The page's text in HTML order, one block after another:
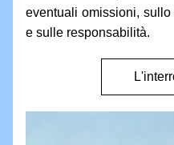
eventuali omissioni,
e sulle responsabilità.